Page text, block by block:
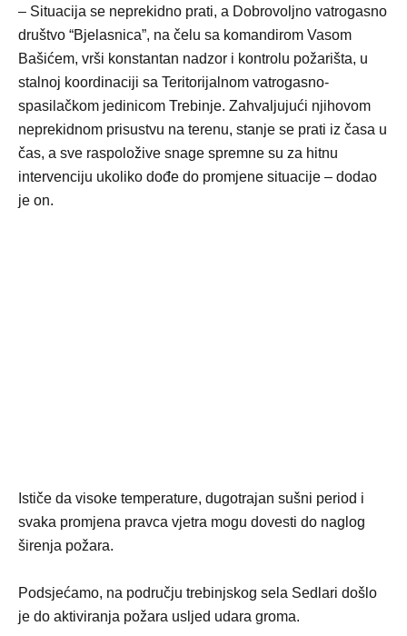
– Situacija se neprekidno prati, a Dobrovoljno vatrogasno
društvo “Bjelasnica”, na čelu sa komandirom Vasom
Bašićem, vrši konstantan nadzor i kontrolu požarišta, u
stalnoj koordinaciji sa Teritorijalnom vatrogasno-
spasilačkom jedinicom Trebinje. Zahvaljujući njihovom
neprekidnom prisustvu na terenu, stanje se prati iz časa u
čas, a sve raspoložive snage spremne su za hitnu
intervenciju ukoliko dođe do promjene situacije – dodao
je on.
Ističe da visoke temperature, dugotrajan sušni period i
svaka promjena pravca vjetra mogu dovesti do naglog
širenja požara.
Podsjećamo, na području trebinjskog sela Sedlari došlo
je do aktiviranja požara usljed udara groma.